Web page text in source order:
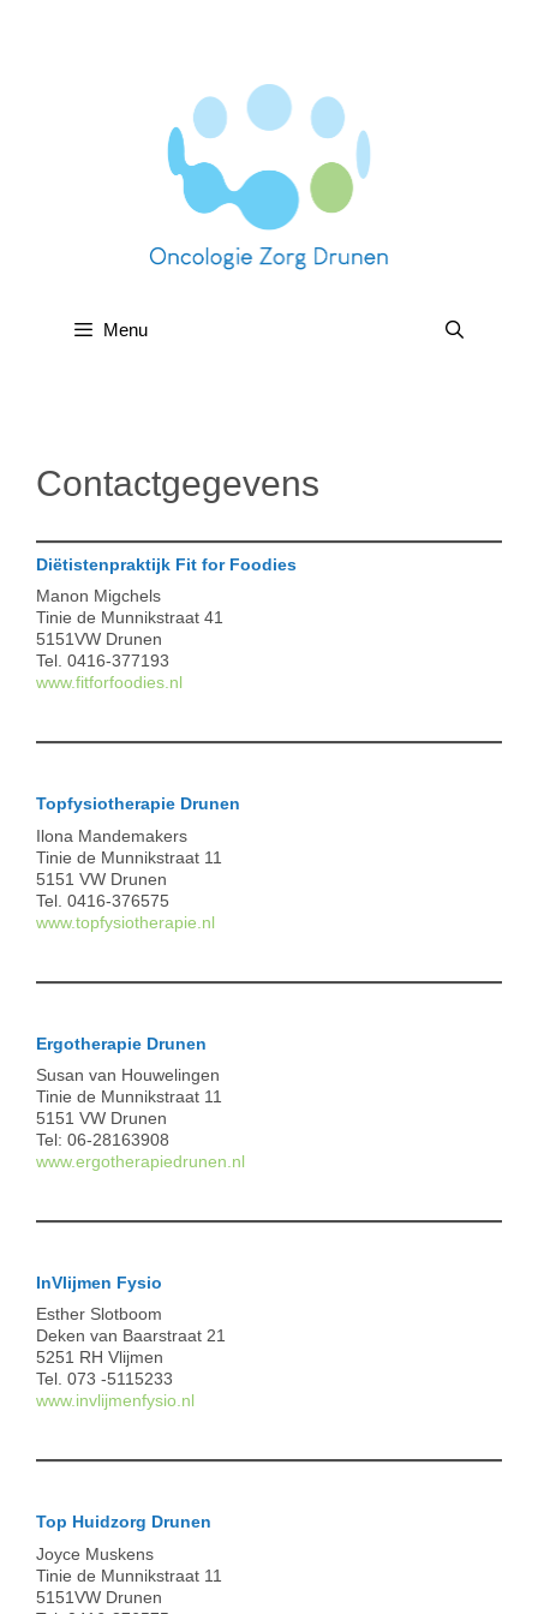
Menu
Contactgegevens
Diëtistenpraktijk Fit for Foodies
Manon Migchels
Tinie de Munnikstraat 41
5151VW Drunen
Tel. 0416-377193
www.fitforfoodies.nl
Topfysiotherapie Drunen
Ilona Mandemakers
Tinie de Munnikstraat 11
5151 VW Drunen
Tel. 0416-376575
www.topfysiotherapie.nl
Ergotherapie Drunen
Susan van Houwelingen
Tinie de Munnikstraat 11
5151 VW Drunen
Tel: 06-28163908
www.ergotherapiedrunen.nl
InVlijmen Fysio
Esther Slotboom
Deken van Baarstraat 21
5251 RH Vlijmen
Tel. 073 -5115233
www.invlijmenfysio.nl
Top Huidzorg Drunen
Joyce Muskens
Tinie de Munnikstraat 11
5151VW Drunen